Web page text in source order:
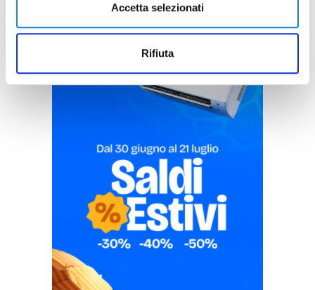
Accetta selezionati
Rifiuta
Pubblicità